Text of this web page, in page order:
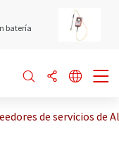
batería
de servicios de